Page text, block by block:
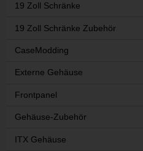
19 Zoll Schränke
19 Zoll Schränke Zubehör
CaseModding
Externe Gehäuse
Frontpanel
Gehäuse-Zubehör
ITX Gehäuse